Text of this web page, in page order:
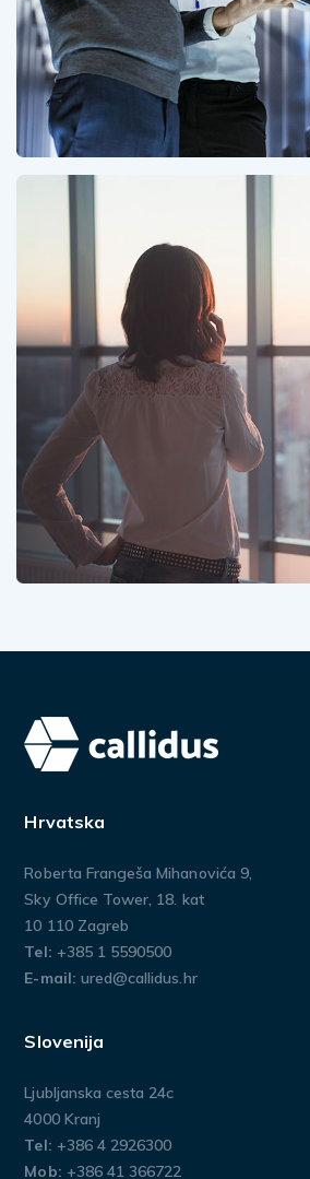
Hrvatska
Roberta Frangeša Mihanovića 9,
Sky Office Tower, 18. kat
10 110 Zagreb
Tel: +385 1 5590500
E-mail: ured@callidus.hr
Slovenija
Ljubljanska cesta 24c
4000 Kranj
Tel: +386 4 2926300
Mob: +386 41 366722